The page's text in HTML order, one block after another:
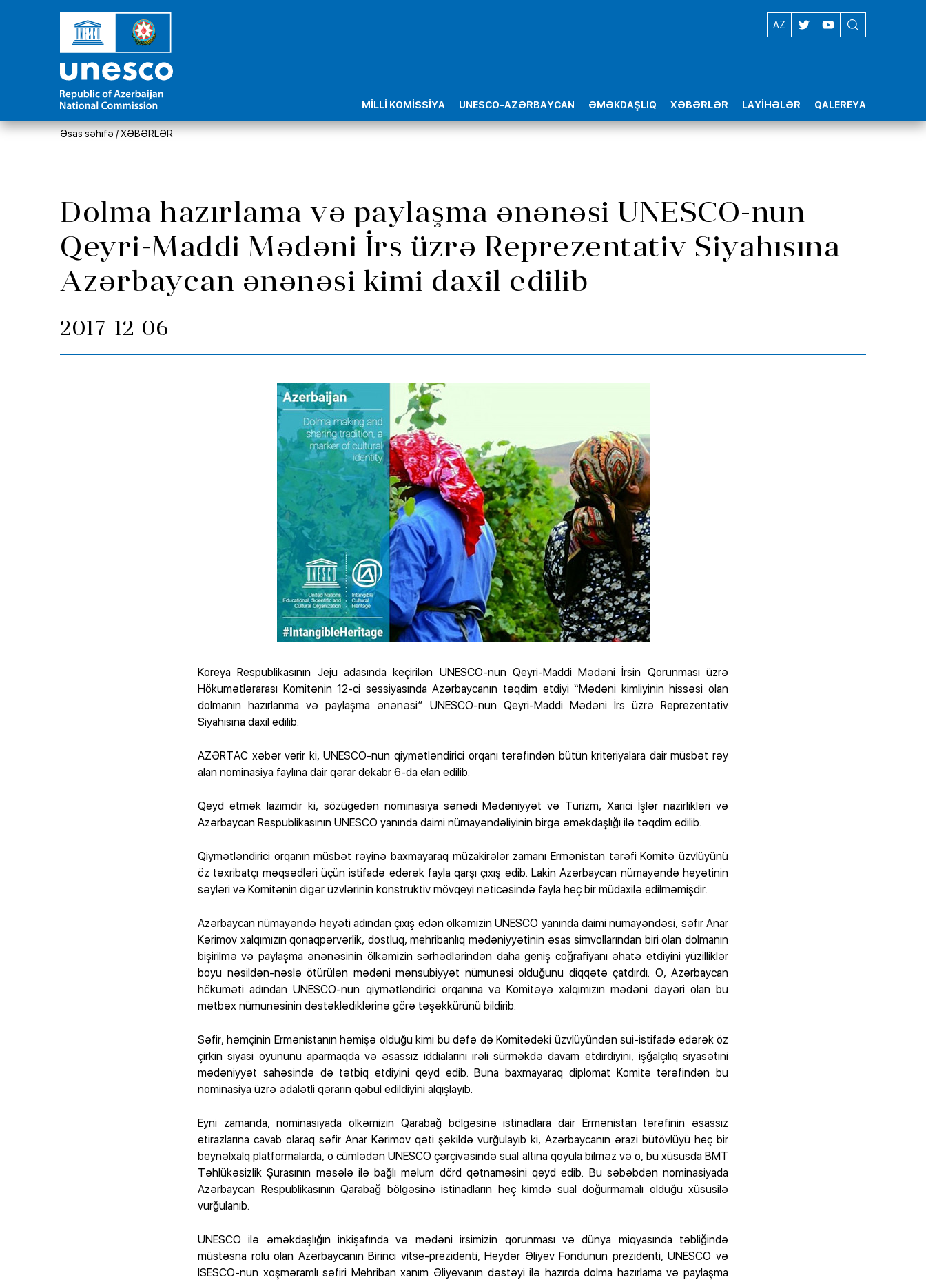
AZ
EN
MİLLİ KOMİSSİYA UNESCO-AZƏRBAYCAN ƏMƏKDAŞLIQ XƏBƏRLƏR LAYİHƏLƏR QALEREYA
Əsas səhifə /XƏBƏRLƏR
Dolma hazırlama və paylaşma ənənəsi UNESCO-nun
Qeyri-Maddi Mədəni İrs üzrə Reprezentativ Siyahısına
Azərbaycan ənənəsi kimi daxil edilib
2017-12-06
Koreya Respublikasının Jeju adasında keçirilən UNESCO-nun Qeyri-Maddi Mədəni İrsin Qorunması üzrə
Hökumətlərarası Komitənin 12-ci sessiyasında Azərbaycanın təqdim etdiyi “Mədəni kimliyinin hissəsi olan
dolmanın hazırlanma və paylaşma ənənəsi” UNESCO-nun Qeyri-Maddi Mədəni İrs üzrə Reprezentativ
Siyahısına daxil edilib.
AZƏRTAC xəbər verir ki, UNESCO-nun qiymətləndirici orqanı tərəfindən bütün kriteriyalara dair müsbət rəy
alan nominasiya faylına dair qərar dekabr 6-da elan edilib.
Qeyd etmək lazımdır ki, sözügedən nominasiya sənədi Mədəniyyət və Turizm, Xarici İşlər nazirlikləri və
Azərbaycan Respublikasının UNESCO yanında daimi nümayəndəliyinin birgə əməkdaşlığı ilə təqdim edilib.
Qiymətləndirici orqanın müsbət rəyinə baxmayaraq müzakirələr zamanı Ermənistan tərəfi Komitə üzvlüyünü
öz təxribatçı məqsədləri üçün istifadə edərək fayla qarşı çıxış edib. Lakin Azərbaycan nümayəndə heyətinin
səyləri və Komitənin digər üzvlərinin konstruktiv mövqeyi nəticəsində fayla heç bir müdaxilə edilməmişdir.
Azərbaycan nümayəndə heyəti adından çıxış edən ölkəmizin UNESCO yanında daimi nümayəndəsi, səfir Anar
Kərimov xalqımızın qonaqpərvərlik, dostluq, mehribanlıq mədəniyyətinin əsas simvollarından biri olan dolmanın
bişirilmə və paylaşma ənənəsinin ölkəmizin sərhədlərindən daha geniş coğrafiyanı əhatə etdiyini yüzilliklər
boyu nəsildən-nəslə ötürülən mədəni mənsubiyyət nümunəsi olduğunu diqqətə çatdırdı. O, Azərbaycan
hökuməti adından UNESCO-nun qiymətləndirici orqanına və Komitəyə xalqımızın mədəni dəyəri olan bu
mətbəx nümunəsinin dəstəklədiklərinə görə təşəkkürünü bildirib.
Səfir, həmçinin Ermənistanın həmişə olduğu kimi bu dəfə də Komitədəki üzvlüyündən sui-istifadə edərək öz
çirkin siyasi oyununu aparmaqda və əsassız iddialarını irəli sürməkdə davam etdirdiyini, işğalçılıq siyasətini
mədəniyyət sahəsində də tətbiq etdiyini qeyd edib. Buna baxmayaraq diplomat Komitə tərəfindən bu
nominasiya üzrə ədalətli qərarın qəbul edildiyini alqışlayıb.
Eyni zamanda, nominasiyada ölkəmizin Qarabağ bölgəsinə istinadlara dair Ermənistan tərəfinin əsassız
etirazlarına cavab olaraq səfir Anar Kərimov qəti şəkildə vurğulayıb ki, Azərbaycanın ərazi bütövlüyü heç bir
beynəlxalq platformalarda, o cümlədən UNESCO çərçivəsində sual altına qoyula bilməz və o, bu xüsusda BMT
Təhlükəsizlik Şurasının məsələ ilə bağlı məlum dörd qətnaməsini qeyd edib. Bu səbəbdən nominasiyada
Azərbaycan Respublikasının Qarabağ bölgəsinə istinadların heç kimdə sual doğurmamalı olduğu xüsusilə
vurğulanıb.
UNESCO ilə əməkdaşlığın inkişafında və mədəni irsimizin qorunması və dünya miqyasında təbliğində
müstəsna rolu olan Azərbaycanın Birinci vitse-prezidenti, Heydər Əliyev Fondunun prezidenti, UNESCO və
ISESCO-nun xoşməramlı səfiri Mehriban xanım Əliyevanın dəstəyi ilə hazırda dolma hazırlama və paylaşma